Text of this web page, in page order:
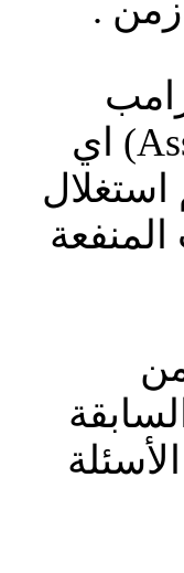
.
“ذخر لروسيا”(Asset) اي